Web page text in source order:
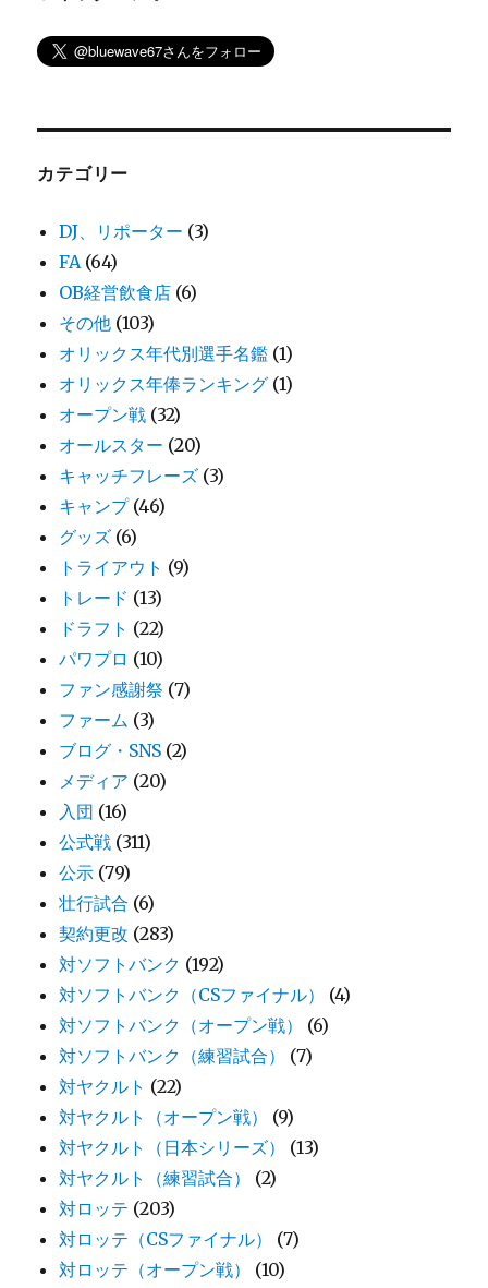
カテゴリー
DJ、リポーター (3)
FA(64)
OB経営飲食店 (6)
その他 (103)
オリックス年代別選手名鑑 (1)
オリックス年俸ランキング (1)
オープン戦 (32)
オールスター (20)
キャッチフレーズ (3)
キャンプ(46)
グッズ (6)
トライアウト (9)
トレード (13)
ドラフト (22)
パワプロ (10)
ファン感謝祭 (7)
ファーム (3)
ブログ・SNS (2)
メディア (20)
入団 (16)
公式戦 (311)
公示 (79)
壮行試合 (6)
契約更改 (283)
対ソフトバンク (192)
対ソフトバンク（CSファイナル）
(4)
対ソフトバンク（オープン戦）
(6)
対ソフトバンク（練習試合）
(7)
対ヤクルト (22)
対ヤクルト（オープン戦）
(9)
対ヤクルト（日本シリーズ）
(13)
対ヤクルト（練習試合）
(2)
対ロッテ (203)
対ロッテ（CSファイナル）
(7)
対ロッテ（オープン戦）
(10)